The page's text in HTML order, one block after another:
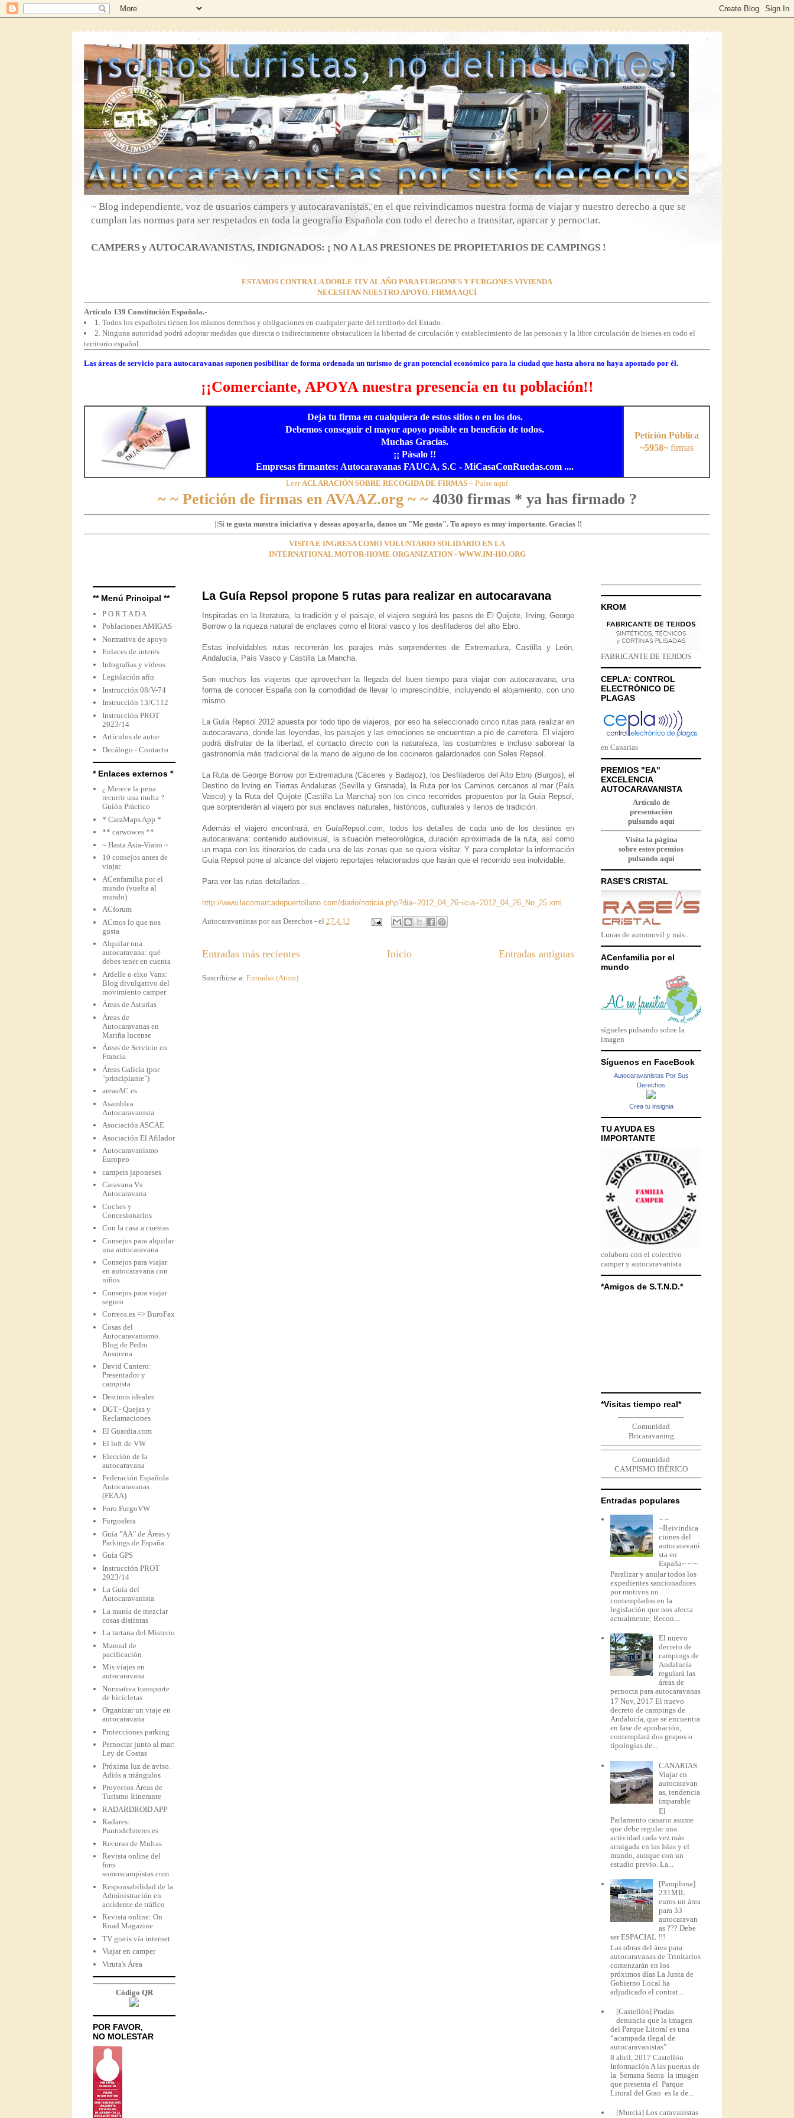
~ Blog independiente, voz de usuarios campers y autocaravanistas, en el que reivindicamos nuestra forma de viajar y nuestro derecho a que se
cumplan las normas para ser respetados en toda la geografía Española con todo el derecho a transitar, aparcar y pernoctar.
CAMPERS y AUTOCARAVANISTAS, INDIGNADOS: ¡ NO A LAS PRESIONES DE PROPIETARIOS DE CAMPINGS !
ESTAMOS CONTRA LA DOBLE ITV AL AÑO PARA FURGONES Y FURGONES VIVIENDA
NECESITAN NUESTRO APOYO. FIRMA AQUÍ
Artículo 139 Constitución Española.-
1. Todos los españoles tienen los mismos derechos y obligaciones en cualquier parte del territorio del Estado.
2. Ninguna autoridad podrá adoptar medidas que directa o indirectamente obstaculicen la libertad de circulación y establecimiento de las personas y la libre circulación de bienes en todo el
territorio español.
Las áreas de servicio para autocaravanas suponen posibilitar de forma ordenada un turismo de gran potencial económico para la ciudad que hasta ahora no haya apostado por él.
¡¡Comerciante, APOYA nuestra presencia en tu población!!
Deja tu firma en cualquiera de estos sitios o en los dos.
Debemos conseguir el mayor apoyo posible en beneficio de todos.
Muchas Gracias.
¡¡ Pásalo !!
Empresas firmantes: Autocaravanas FAUCA, S.C - MiCasaConRuedas.com ....
Petición Pública
~5958~firmas
LeerACLARACIÓN SOBRE RECOGIDA DE FIRMAS ~ Pulse aquí
~ ~ Petición de firmas en AVAAZ.org ~ ~4030 firmas * ya has firmado ?
||Si te gusta nuestra iniciativa y deseas apoyarla, danos un "Me gusta". Tu apoyo es muy importante. Gracias !!
VISITA E INGRESA COMO VOLUNTARIO SOLIDARIO EN LA
INTERNATIONAL MOTOR-HOME ORGANIZATION - WWW.IM-HO.ORG
La Guía Repsol propone 5 rutas para realizar en autocaravana
Inspiradas en la literatura, la tradición y el paisaje, el viajero seguirá los pasos de El Quijote, Irving, George
Borrow o la riqueza natural de enclaves como el litoral vasco y los desfiladeros del alto Ebro.
Estas inolvidables rutas recorrerán los parajes más sorprendentes de Extremadura, Castilla y León,
Andalucía, País Vasco y Castilla La Mancha.
Son muchos los viajeros que aprovechan la llegada del buen tiempo para viajar con autocaravana, una
forma de conocer España con la comodidad de llevar lo imprescindible, incluyendo el alojamiento, con uno
mismo.
La Guía Repsol 2012 apuesta por todo tipo de viajeros, por eso ha seleccionado cinco rutas para realizar en
autocaravana, donde las leyendas, los paisajes y las emociones se encuentran a pie de carretera. El viajero
podrá disfrutar de la libertad, el contacto directo con la naturaleza, las costumbres e incluso saborear la
gastronomía más tradicional de la mano de alguno de los cocineros galardonados con Soles Repsol.
La Ruta de George Borrow por Extremadura (Cáceres y Badajoz), los Desfiladeros del Alto Ebro (Burgos), el
Destino de Irving en Tierras Andaluzas (Sevilla y Granada), la Ruta por los Caminos cercanos al mar (País
Vasco) y la Ruta del Quijote (Castilla La Mancha) son los cinco recorridos propuestos por la Guía Repsol,
que sorprenderán al viajero por sus enclaves naturales, históricos, culturales y llenos de tradición.
Además el viajero encontrará, en GuíaRepsol.com, todos los detalles de cada uno de los destinos en
autocaravana: contenido audiovisual, la situación meteorológica, duración aproximada de la ruta, así como
un mapa con los itinerarios de cada una de las zonas que se quiera visitar. Y para completar la información
Guía Repsol pone al alcance del viajero reportajes relacionados que harán que el recorrido sea inolvidable.
Para ver las rutas detalladas...
http://www.lacomarcadepuertollano.com/diario/noticia.php?dia=2012_04_26¬icia=2012_04_26_No_25.xml
Autocaravanistas por sus Derechos - el 27.4.12
Entradas más recientes Entradas antiguas
Inicio
Suscribirse a: Entradas (Atom)
** Menú Principal **
P O R T A D A
Poblaciones AMIGAS
Normativa de apoyo
Enlaces de interés
Infografías y vídeos
Legislación afín
Instrucción 08/V-74
Instrucción 13/C112
Instrucción PROT
2023/14
Artículos de autor
Decálogo - Contacto
* Enlaces externos *
¿ Merece la pena
recurrir una multa ?
Guión Práctico
* CaraMaps App *
** carwow.es **
~ Hasta Asia-Viano ~
10 consejos antes de
viajar
ACenfamilia por el
mundo (vuelta al
mundo)
ACforum
ACmos lo que nos
gusta
Alquilar una
autocaravana: qué
debes tener en cuenta
Ardelle o eixo Vans:
Blog divulgativo del
movimiento camper
Áreas de Asturias
Áreas de
Autocaravanas en
Mariña lucense
Áreas de Servicio en
Francia
Áreas Galicia (por
"principiante")
areasAC.es
Asamblea
Autocaravanista
Asociación ASCAE
Asociación El Afilador
Autocaravanismo
Europeo
campers japoneses
Caravana Vs
Autocaravana
Coches y
Concesionarios
Con la casa a cuestas
Consejos para alquilar
una autocaravana
Consejos para viajar
en autocaravana con
niños
Consejos para viajar
seguro
Correos.es => BuroFax
Cosas del
Autocaravanismo.
Blog de Pedro
Ansorena
David Cantero:
Presentador y
campista
Destinos ideales
DGT.- Quejas y
Reclamaciones
El Guardia.com
El loft de VW
Elección de la
autocaravana
Federación Española
Autocaravanas
(FEAA)
Foro FurgoVW
Furgosfera
Guía "AA" de Áreas y
Parkings de España
Guía GPS
Instrucción PROT
2023/14
La Guía del
Autocaravanista
La manía de mezclar
cosas distintas
La tartana del Misterio
Manual de
pacificación
Mis viajes en
autocaravana
Normativa transporte
de bicicletas
Organizar un viaje en
autocaravana
Protecciones parking
Pernoctar junto al mar:
Ley de Costas
Próxima luz de aviso.
Adiós a triángulos
Proyectos Áreas de
Turismo Itinerante
RADARDROID APP
Radares:
PuntodeInteres.es
Recurso de Multas
Revista online del
foro
somoscampistas.com
Responsabilidad de la
Administración en
accidente de tráfico
Revista online: On
Road Magazine
TV gratis vía internet
Viajar en camper
Viruta's Área
Código QR
POR FAVOR,
NO MOLESTAR
KROM
FABRICANTE DE TEJIDOS
CEPLA: CONTROL
ELECTRÓNICO DE
PLAGAS
en Canarias
PREMIOS "EA"
EXCELENCIA
AUTOCARAVANISTA
Artículo de
presentación
pulsando aquí
Visita la página
sobre estos premios
pulsando aquí
RASE'S CRISTAL
Lunas de automovil y más...
ACenfamilia por el
mundo
sígueles pulsando sobre la
imagen
Síguenos en FaceBook
Autocaravanistas Por Sus
Derechos
Crea tu insignia
TU AYUDA ES
IMPORTANTE
colabora con el colectivo
camper y autocaravanista
*Amigos de S.T.N.D.*
*Visitas tiempo real*
Comunidad
Bricaravaning
Comunidad
CAMPISMO IBÉRICO
Entradas populares
~ ~
~Reivindica
ciones del
autocaravani
sta en
España~ ~ ~
Paralizar y anular todos los
expedientes sancionadores
por motivos no
contemplados en la
legislación que nos afecta
actualmente; Recon...
El nuevo
decreto de
campings de
Andalucía
regulará las
áreas de
pernocta para autocaravanas
17 Nov, 2017 El nuevo
decreto de campings de
Andalucía, que se encuentra
en fase de aprobación,
contemplará dos grupos o
tipologías de...
CANARIAS:
Viajar en
autocaravan
as, tendencia
imparable
El
Parlamento canario asume
que debe regular una
actividad cada vez más
arraigada en las Islas y el
mundo, aunque con un
estudio previo. La...
[Pamplona]
231MIL
euros un área
para 33
autocaravan
as ??? Debe
ser ESPACIAL !!!
Las obras del área para
autocaravanas de Trinitarios
comenzarán en los
próximos días La Junta de
Gobierno Local ha
adjudicado el contrat...
[Castellón] Pradas
denuncia que la imagen
del Parque Litoral es una
“acampada ilegal de
autocaravanistas”
8 abril, 2017 Castellón
Información A las puertas de
la Semana Santa la imagen
que presenta el Parque
Litoral del Grao es la de...
[Murcia] Los caravanistas